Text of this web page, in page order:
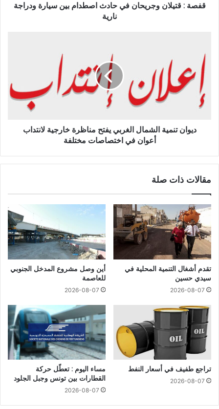
قفصة : قتيلان وجريحان في حادث اصطدام بين سيارة ودراجة
نارية
ديوان تنمية الشمال الغربي يفتح مناظرة خارجية لانتداب
أعوان في اختصاصات مختلفة
مقالات ذات صلة
تقدم أشغال التنمية المحلية في
سيدي حسين
2026-08-07
أين وصل مشروع المدخل الجنوبي
للعاصمة
2026-08-07
تراجع طفيف في أسعار النفط
2026-08-07
مساء اليوم : تعطّل حركة
القطارات بين تونس وجبل الجلود
2026-08-07